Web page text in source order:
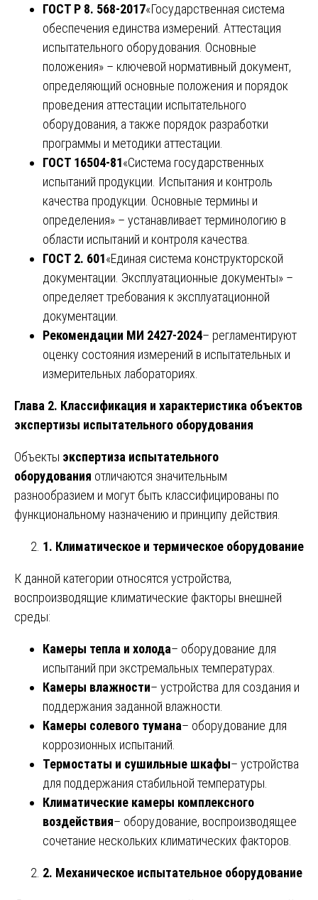
ГОСТ Р 8. 568-2017«Государственная система
обеспечения единства измерений. Аттестация
испытательного оборудования. Основные
положения» – ключевой нормативный документ,
определяющий основные положения и порядок
проведения аттестации испытательного
оборудования, а также порядок разработки
программы и методики аттестации.
ГОСТ 16504-81«Система государственных
испытаний продукции. Испытания и контроль
качества продукции. Основные термины и
определения» – устанавливает терминологию в
области испытаний и контроля качества.
ГОСТ 2. 601«Единая система конструкторской
документации. Эксплуатационные документы» –
определяет требования к эксплуатационной
документации.
Рекомендации МИ 2427-2024– регламентируют
оценку состояния измерений в испытательных и
измерительных лабораториях.
Глава 2. Классификация и характеристика объектов
экспертизы испытательного оборудования
Объекты экспертиза испытательного
оборудования отличаются значительным
разнообразием и могут быть классифицированы по
функциональному назначению и принципу действия.
1. Климатическое и термическое оборудование
К данной категории относятся устройства,
воспроизводящие климатические факторы внешней
среды:
Камеры тепла и холода– оборудование для
испытаний при экстремальных температурах.
Камеры влажности– устройства для создания и
поддержания заданной влажности.
Камеры солевого тумана– оборудование для
коррозионных испытаний.
Термостаты и сушильные шкафы– устройства
для поддержания стабильной температуры.
Климатические камеры комплексного
воздействия– оборудование, воспроизводящее
сочетание нескольких климатических факторов.
2. Механическое испытательное оборудование